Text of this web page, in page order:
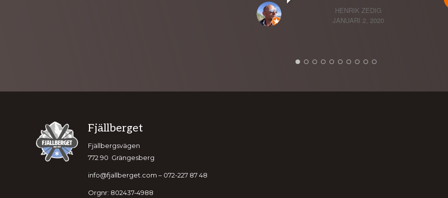
HENRIK ZEDIG
JANUARI 2, 2020
Footer
Fjällberget
Fjällbergsvägen
772 90 Grängesberg
info@fjallberget.com – 072-227 87 48
Orgnr: 802437-4988